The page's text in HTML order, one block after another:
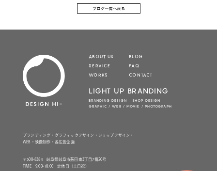
ABOUT US
SERVICE
WORKS
BLOG
FAQ
CONTACT
LIGHT UP BRANDING
BRANDING DESIGN SHOP DESIGN
GRAPHIC / WEB / MOVIE / PHOTOGRAPH
ブランディング・グラフィックデザイン・ショップデザイン・
WEB・映像制作・各広告企画
〒500-8384 岐阜県岐阜市薮田南3丁目7番20号
TIME 9:00-18:00 定休日（土日祝）